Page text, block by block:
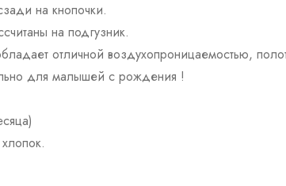
на кнопочки.
на подгузник.
отличной воздухопроницаемостью,
для малышей с рождения !